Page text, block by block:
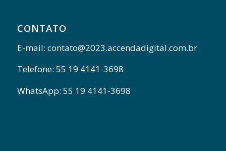
CONTATO
E-mail: contato@2023.accendadigital.com.br
Telefone: 55 19 4141-3698
WhatsApp: 55 19 4141-3698